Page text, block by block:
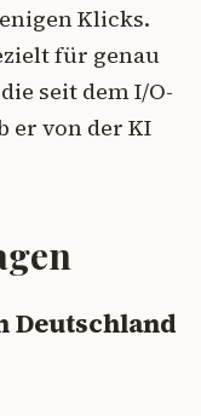
Klicks.
für genau
seit dem I/O-
er von der KI
Deutschland